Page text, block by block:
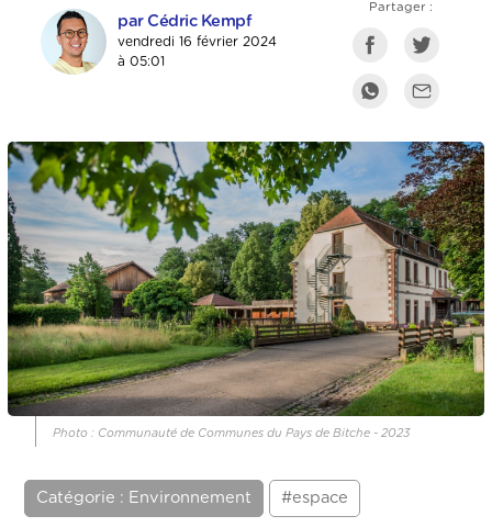
par Cédric Kempf
vendredi 16 février 2024
à 05:01
Partager :
Photo : Communauté de Communes du Pays de Bitche - 2023
Catégorie : Environnement #espace